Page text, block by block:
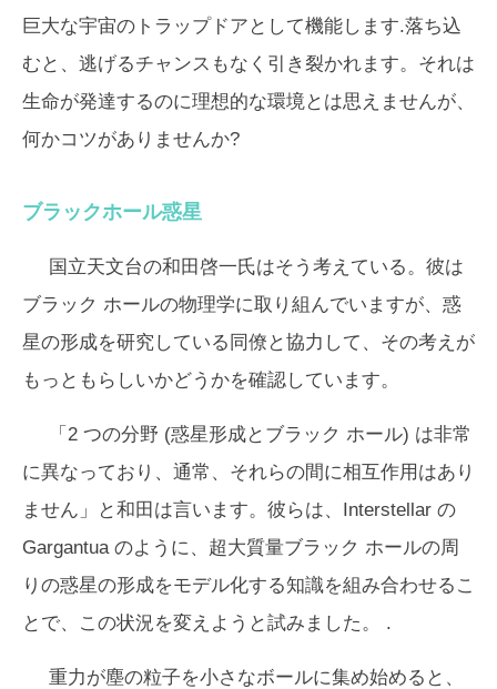
巨大な宇宙のトラップドアとして機能します.落ち込
むと、逃げるチャンスもなく引き裂かれます。それは
生命が発達するのに理想的な環境とは思えませんが、
何かコツがありませんか?
ブラックホール惑星
国立天文台の和田啓一氏はそう考えている。彼は
ブラック ホールの物理学に取り組んでいますが、惑
星の形成を研究している同僚と協力して、その考えが
もっともらしいかどうかを確認しています。
「2 つの分野 (惑星形成とブラック ホール) は非常
に異なっており、通常、それらの間に相互作用はあり
ません」と和田は言います。彼らは、 Interstellar の
Gargantua のように、超大質量ブラック ホールの周
りの惑星の形成をモデル化する知識を組み合わせるこ
とで、この状況を変えようと試みました。 .
重力が塵の粒子を小さなボールに集め始めると、